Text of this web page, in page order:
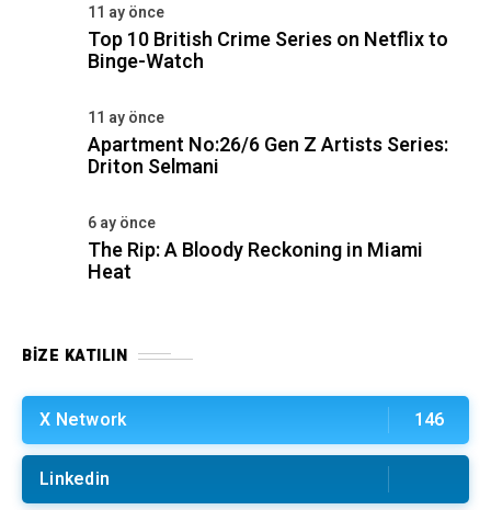
11 ay önce
Top 10 British Crime Series on Netflix to
Binge-Watch
11 ay önce
Apartment No:26/6 Gen Z Artists Series:
Driton Selmani
6 ay önce
The Rip: A Bloody Reckoning in Miami
Heat
BIZE KATILIN
X Network 146
Linkedin